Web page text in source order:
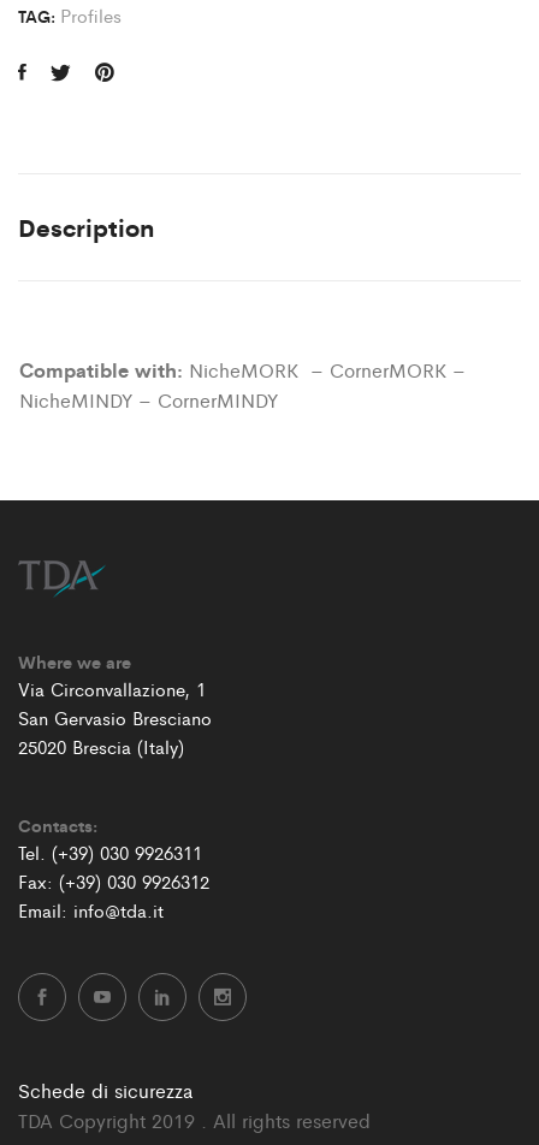
TAG: Profiles
Description
Compatible with: NicheMORK – CornerMORK –
NicheMINDY – CornerMINDY
Where we are
Via Circonvallazione, 1
San Gervasio Bresciano
25020 Brescia (Italy)
Contacts:
Tel. (+39) 030 9926311
Fax: (+39) 030 9926312
Email: info@tda.it
Schede di sicurezza
TDA Copyright 2019 . All rights reserved